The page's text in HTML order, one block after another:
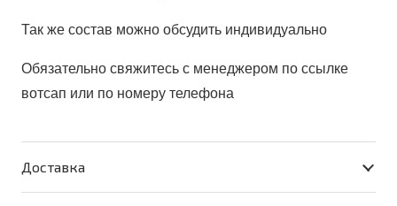
Так же состав можно обсудить индивидуально
Обязательно свяжитесь с менеджером по ссылке
вотсап или по номеру телефона
Доставка